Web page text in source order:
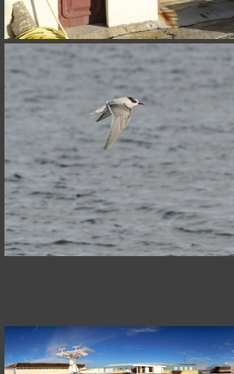
_0FP3812
_FPE8642